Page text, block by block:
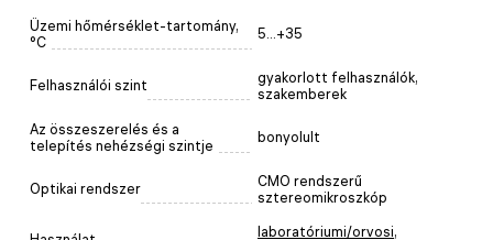
Üzemi hőmérséklet-tartomány,
°C
5...+35
Felhasználói szint
gyakorlott felhasználók,
szakemberek
Az összeszerelés és a
telepítés nehézségi szintje
bonyolult
Optikai rendszer
CMO rendszerű
sztereomikroszkóp
laboratóriumi/orvosi,